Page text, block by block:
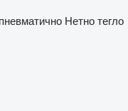
Нетно тегло